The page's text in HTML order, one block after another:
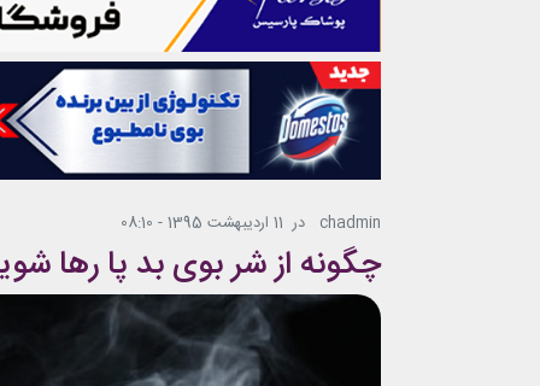
chadmin در 11 اردیبهشت 1395 - 08:10
چگونه از شر بوی بد پا رها